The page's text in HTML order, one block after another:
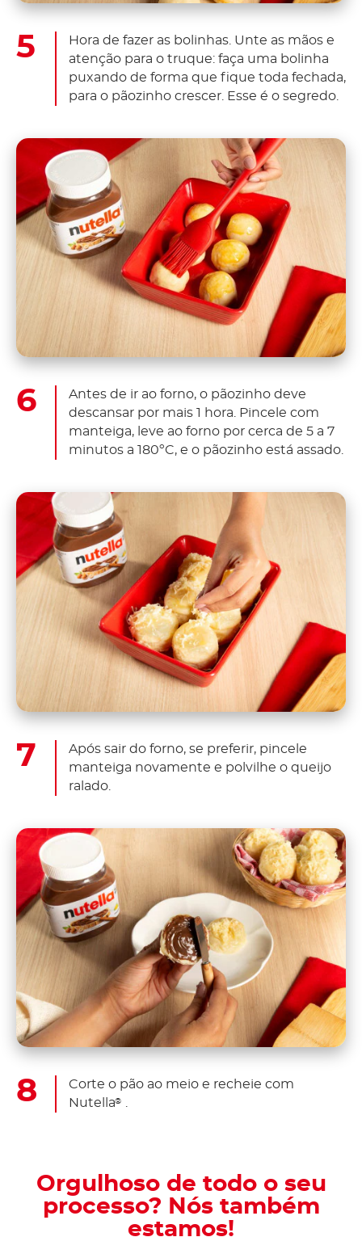
Hora de fazer as bolinhas. Unte as mãos e
atenção para o truque: faça uma bolinha
puxando de forma que fique toda fechada,
para o pãozinho crescer. Esse é o segredo.
Antes de ir ao forno, o pãozinho deve
descansar por mais 1 hora. Pincele com
manteiga, leve ao forno por cerca de 5 a 7
minutos a 180ºC, e o pãozinho está assado.
Após sair do forno, se preferir, pincele
manteiga novamente e polvilhe o queijo
ralado.
Corte o pão ao meio e recheie com
Nutella® .
Orgulhoso de todo o seu
processo? Nós também
estamos!